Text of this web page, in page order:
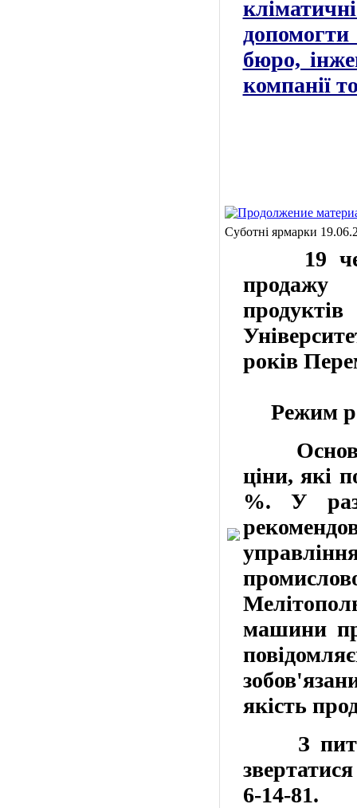
бюро,
компанії
Суботні ярмарки
19
продажу
продуктів
років
Режим
ціни, які
%. У
машини
якість
З
звертатися
6-14-81.